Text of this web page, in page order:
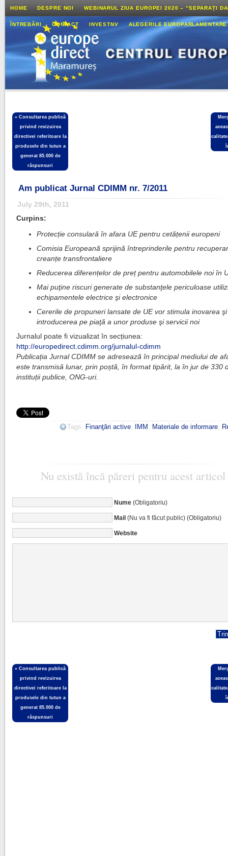
HOME DESPRE NOI WEBINARUL ZIUA EUROPEI 2020 – ”SEPARAȚI
ÎNTREBĂRI CONTACT INVESTNV ALEGERILE
«Consultarea publică
privind revizuirea
directivei referitoare la
produsele din tutun a
generat 85.000 de
răspunsuri
Am publicat Jurnal CDIMM nr. 7/2011
July 29th, 2011
Curpins:
Protecție consulară în afara UE pentru cetățenii europeni
Comisia Europeană sprijină întreprinderile pentru
creanțe transfrontaliere
Reducerea diferențelor de preț pentru automobilele noi în
Mai puţine riscuri generate de substanţele periculoase
echipamentele electrice şi electronice
Cererile de propuneri lansate de UE vor stimula inovarea şi
introducerea pe piaţă a unor produse şi servicii noi
Jurnalul poate fi vizualizat în secțiunea:
http://europedirect.cdimm.org/jurnalul-cdimm
Publicația Jurnal CDIMM se adresează în principal mediului de
este transmisă lunar, prin poștă, în format tipărit, la în jur de 330
instituții publice, ONG-uri.
Tags: Finanţări active, IMM , Materiale de informare,
Nu există încă păreri pentru acest articol
Nume(Obligatoriu)
Mail(Nu va fi făcut public) (Obligatoriu)
Website
«Consultarea publică
privind revizuirea
directivei referitoare la
produsele din tutun a
generat 85.000 de
răspunsuri